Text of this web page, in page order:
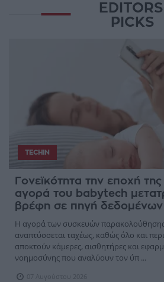
PICKS
TECHIN
Γονεϊκότητα την εποχή
αγορά του babytech
βρέφη σε πηγή δεδομένων
Η αγορά των συσκευών
αναπτύσσεται ταχέως, καθώς όλο και
αποκτούν κάμερες, αισθητήρες και
νοημοσύνης που αναλύουν τον ύπ ...
07 Αυγούστου 2026